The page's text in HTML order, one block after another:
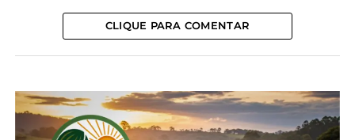
CLIQUE PARA COMENTAR